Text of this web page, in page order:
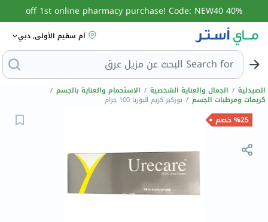
40% off 1st online pharmacy purchase! Code: NEW40
أم سقيم الأولى, دبي
Search for البحث عن مزيل
الصيدلية / الجمال والعناية الشخصية / الاستحمام والعناية بالجسم /
كريمات ومرطبات الجسم / يوركير كريم اليوريا 100 جرام
%25 خصم